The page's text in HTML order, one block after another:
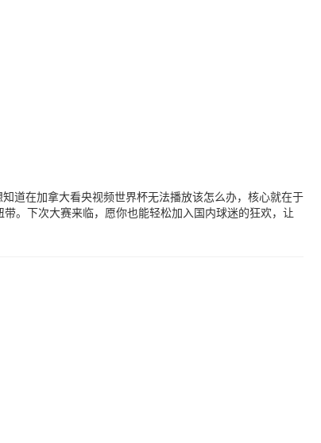
道在加拿大看央视频世界杯无法播放该怎么办，核心就在于
。下次大赛来临，愿你也能轻松加入国内球迷的狂欢，让